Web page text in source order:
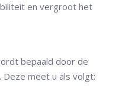
en vergroot het
bepaald door de
Deze meet u als volgt: